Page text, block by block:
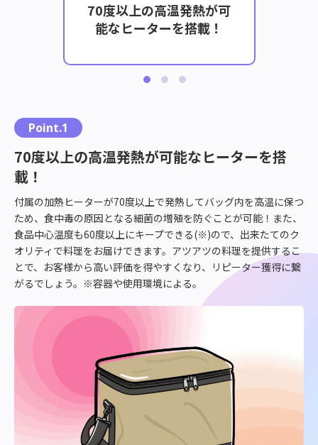
70度以上の高温発熱が可
能なヒーターを搭載！
れ
の
課
題
を
加
熱
ヒ
ー
Point.1
70度以上の高温発熱が可能なヒーターを搭
載！
付属の加熱ヒーターが70度以上で発熱してバッグ内を高温に保つ
ため、食中毒の原因となる細菌の増殖を防ぐことが可能！また、
食品中心温度も60度以上にキープできる(※)ので、出来たてのク
オリティで料理をお届けできます。アツアツの料理を提供するこ
とで、お客様から高い評価を得やすくなり、リピーター獲得に繋
がるでしょう。※容器や使用環境による。